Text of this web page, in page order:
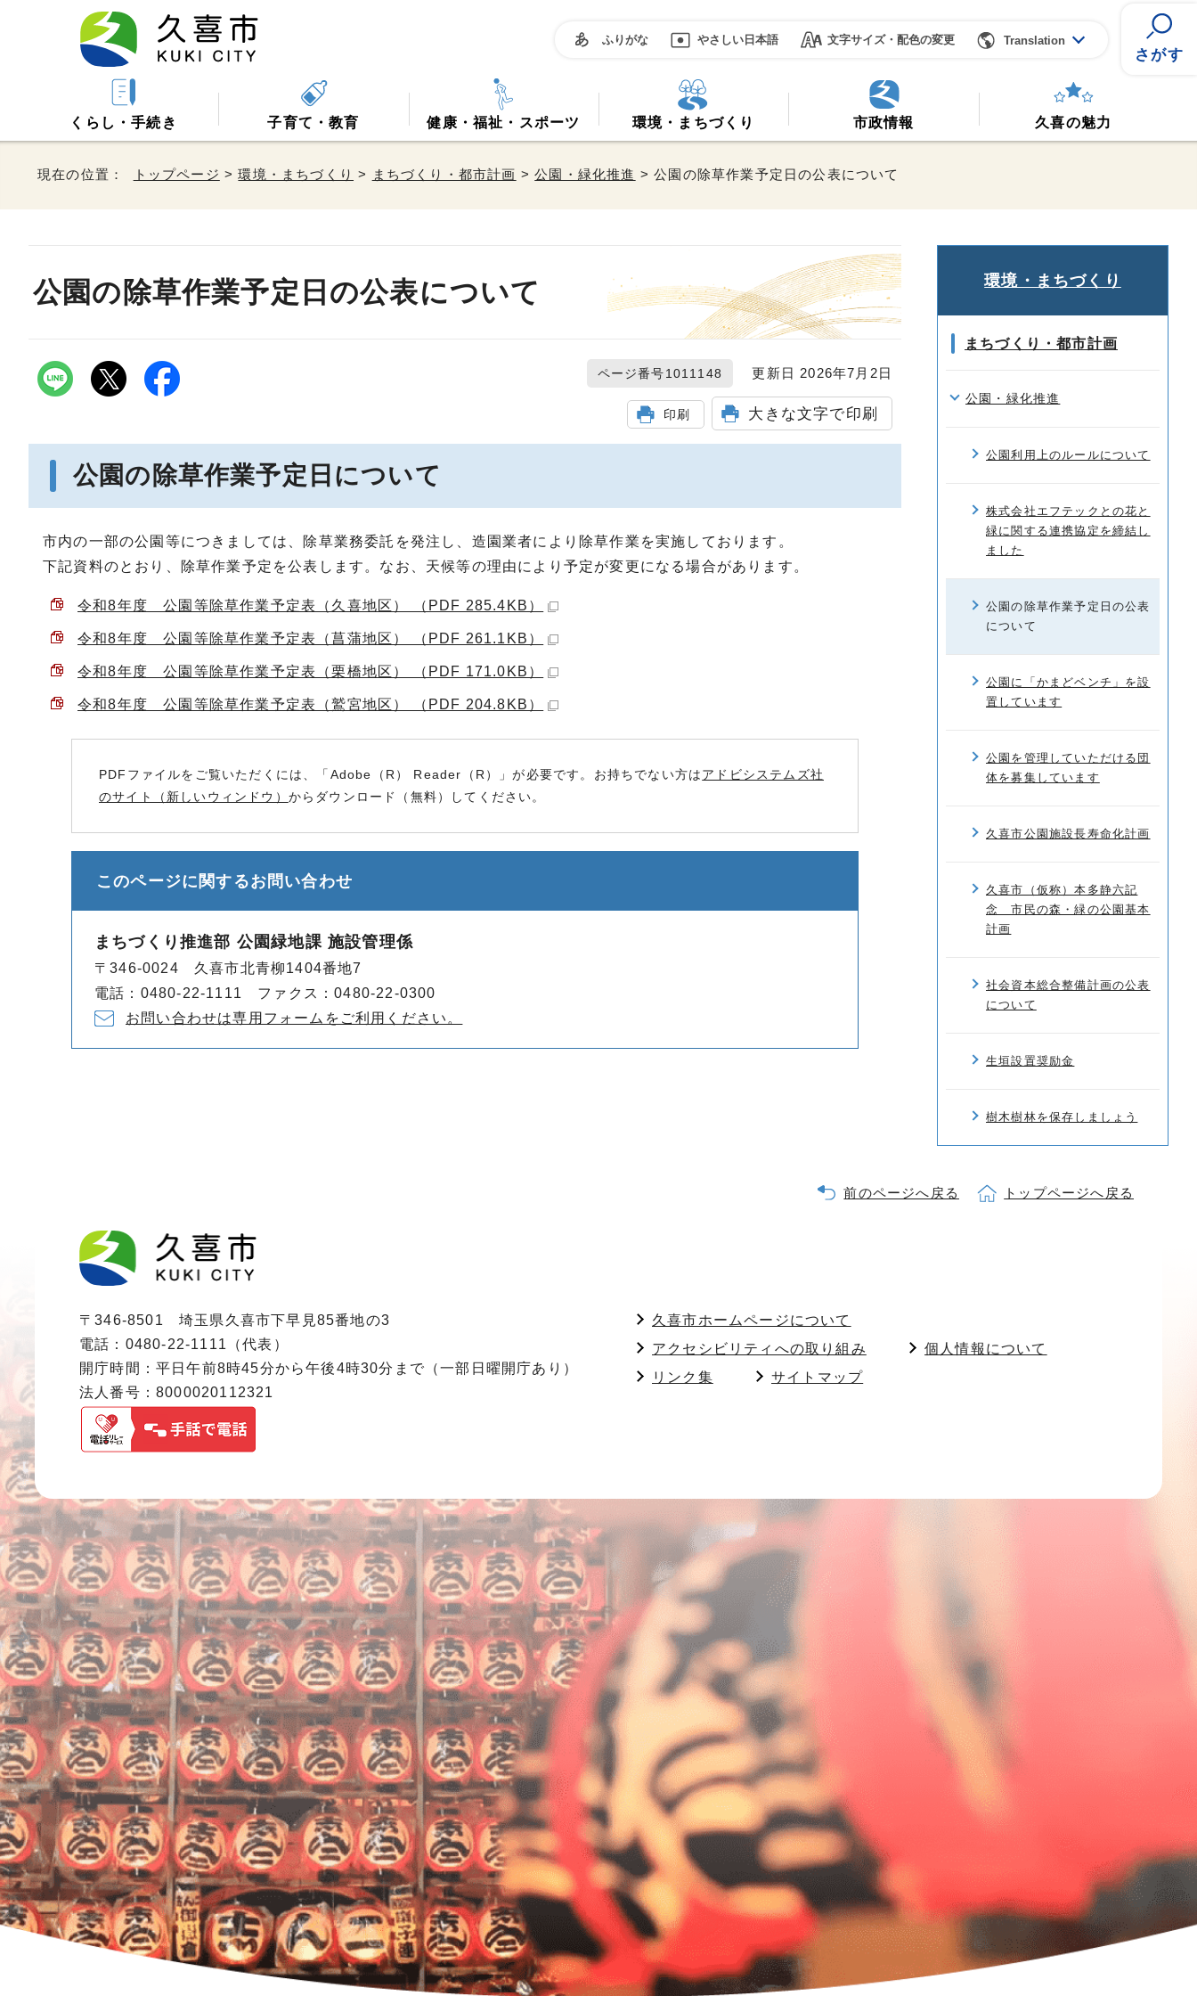
ふりがな やさしい日本語 文字サイズ・配色の変更 Translation
さがす
くらし・手続き 子育て・教育 健康・福祉・スポーツ 環境・まちづくり 市政情報 久喜の魅力
現在の位置： トップページ >環境・まちづくり > まちづくり・都市計画 >公園・緑化推進 > 公園の除草作業予定日の公表について
公園の除草作業予定日の公表について
ページ番号1011148 更新日 2026年7月2日
印刷 大きな文字で印刷
公園の除草作業予定日について
市内の一部の公園等につきましては、除草業務委託を発注し、造園業者により除草作業を実施しております。
下記資料のとおり、除草作業予定を公表します。なお、天候等の理由により予定が変更になる場合があります。
令和8年度 公園等除草作業予定表（久喜地区） （PDF 285.4KB）
令和8年度 公園等除草作業予定表（菖蒲地区） （PDF 261.1KB）
令和8年度 公園等除草作業予定表（栗橋地区） （PDF 171.0KB）
令和8年度 公園等除草作業予定表（鷲宮地区） （PDF 204.8KB）
PDFファイルをご覧いただくには、「Adobe（R） Reader（R）」が必要です。お持ちでない方はアドビシステムズ社
のサイト（新しいウィンドウ） からダウンロード（無料）してください。
このページに関するお問い合わせ
まちづくり推進部 公園緑地課 施設管理係
〒346-0024 久喜市北青柳1404番地7
電話：0480-22-1111 ファクス：0480-22-0300
お問い合わせは専用フォームをご利用ください。
環境・まちづくり
まちづくり・都市計画
公園・緑化推進
公園利用上のルールについて
株式会社エフテックとの花と
緑に関する連携協定を締結し
ました
公園の除草作業予定日の公表
について
公園に「かまどベンチ」を設
置しています
公園を管理していただける団
体を募集しています
久喜市公園施設長寿命化計画
久喜市（仮称）本多静六記
念 市民の森・緑の公園基本
計画
社会資本総合整備計画の公表
について
生垣設置奨励金
樹木樹林を保存しましょう
前のページへ戻る トップページへ戻る
〒346-8501 埼玉県久喜市下早見85番地の3
電話：0480-22-1111（代表）
開庁時間：平日午前8時45分から午後4時30分まで（一部日曜開庁あり）
法人番号：8000020112321
久喜市ホームページについて
アクセシビリティへの取り組み
個人情報について
リンク集
サイトマップ